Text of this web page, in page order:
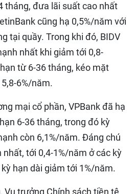
tháng, đưa lãi suất cao nhất
cũng hạ 0,5%/năm với
tại quầy. Trong khi đó, BIDV
nhất khi giảm tới 0,8-
từ 6-36 tháng, kéo mặt
6%/năm.
mại cổ phần, VPBank đã hạ
6-36 tháng, trong đó kỳ
còn 6,1%/năm. Đáng chú
nhất, tới 0,4-1%/năm ở các kỳ
hạn dài giảm tới 1%/năm.
Vụ trưởng Chính sách tiền tệ